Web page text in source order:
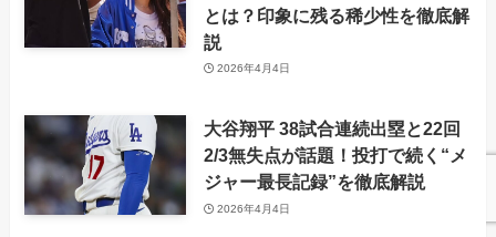
とは？印象に残る稀少性を徹底解
説
2026年4月4日
大谷翔平 38試合連続出塁と22回
2/3無失点が話題！投打で続く“メ
ジャー最長記録”を徹底解説
2026年4月4日